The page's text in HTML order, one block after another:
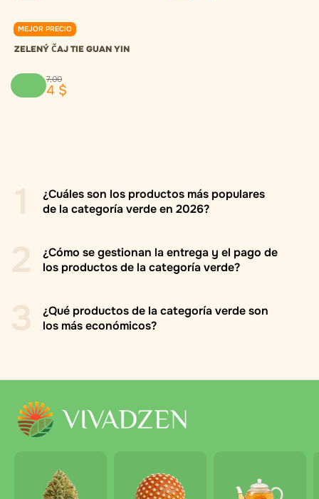
MEJOR PRECIO
0.0
ZELENÝ ČAJ TIE GUAN YIN
7,00
4 $
¿Cuáles son los productos más populares
de la categoría verde en 2026?
Pu-erh pruhovaný - 50g
Pure Matcha A, 100g
¿Cómo se gestionan la entrega y el pago de
los productos de la categoría verde?
Los pedidos se envían en un plazo de 2 días
laborables tras acordar el pago
El coste del envío lo abona el cliente al recibir el
pedido.
¿Qué productos de la categoría verde son
los más económicos?
Pu-erh pruhovaný s jasmínem - 50g
Pu-erh pruhovaný - 50g
Shen pu-erh mini originál - 50g